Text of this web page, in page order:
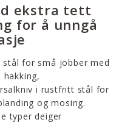
ekstra tett
for å unngå
for små jobber med
hakking,
i rustfritt stål for
og mosing.
typer deiger